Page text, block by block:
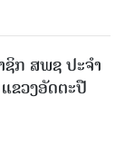
ຊິກ ສພຊ ປະຈຳ
ຂວງອັດຕະປື